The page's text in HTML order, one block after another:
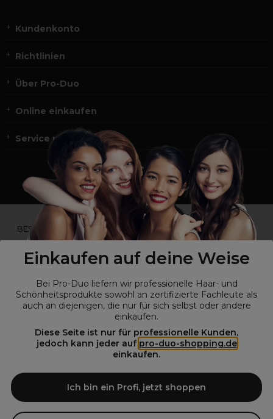
Einkaufen auf deine Weise
Bei Pro-Duo liefern wir professionelle Haar- und
Schönheitsprodukte sowohl an zertifizierte Fachleute als
auch an diejenigen, die nur für sich selbst oder andere
einkaufen.
Diese Seite ist nur für professionelle Kunden,
jedoch kann jeder auf pro-duo-shopping.de
einkaufen.
Ich bin ein Profi, jetzt shoppen
Kundenkonto
Richtlinien
Über Pro-Duo
Online einkaufen
Service und Kontakt
*Du bist kein Profikunde?
BESUCHE
UNSERE WEBSEITE FÜR ENDVERBRAUCHER.*
Pro-Duo ist Ihr zuverlässiger Partner für hochwertige Produkte im
Friseur- und Kosmetikbereich. Unsere sorgfältig ausgewählten,